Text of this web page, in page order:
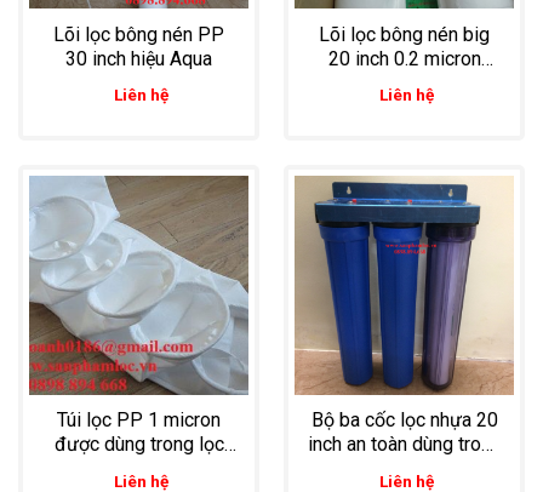
Lõi lọc bông nén PP
30 inch hiệu Aqua
Liên hệ
Lõi lọc bông nén big
20 inch 0.2 micron
chuyên dùng lọc nước
mắm
Liên hệ
Túi lọc PP 1 micron
được dùng trong lọc
thực phẩm
Liên hệ
Bộ ba cốc lọc nhựa 20
inch an toàn dùng trong
lọc nước mắm
Liên hệ